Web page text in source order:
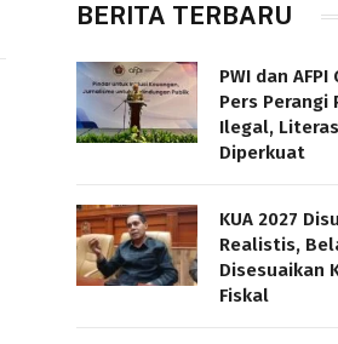
BERITA TERBARU
PWI dan AFPI
Pers Perangi
Ilegal,
Diperkuat
KUA 2027
Realistis,
Disesuaikan
Fiskal